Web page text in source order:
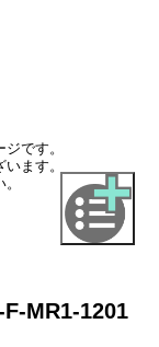
です。
ます。
MR1-1201